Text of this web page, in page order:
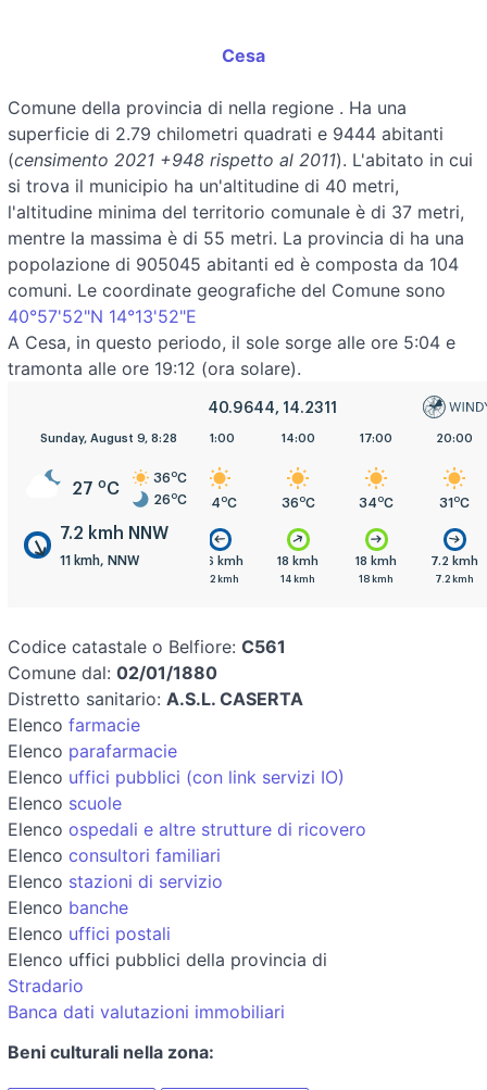
Cesa
Comune della provincia di nella regione . Ha una
superficie di 2.79 chilometri quadrati e 9444 abitanti
(censimento 2021 +948 rispetto al 2011). L'abitato in cui
si trova il municipio ha un'altitudine di 40 metri,
l'altitudine minima del territorio comunale è di 37 metri,
mentre la massima è di 55 metri. La provincia di ha una
popolazione di 905045 abitanti ed è composta da 104
comuni. Le coordinate geografiche del Comune sono
40°57'52"N 14°13'52"E
A Cesa, in questo periodo, il sole sorge alle ore 5:04 e
tramonta alle ore 19:12 (ora solare).
40.9644, 14.2311
Sunday, August 9, 8:28
27 oC
36 oC
26 oC
7.2 kmh NNW
11 kmh, NNW
5:00
7.2 kmh
8:00
28oC
7.2 kmh
11:00
34 oC
3.6 kmh
7.2 kmh
14:00
36 oC
18 kmh
14 kmh
17:00
34 oC
18 kmh
18 kmh
20:00
31 oC
7.2 kmh
7.2 kmh
Codice catastale o Belfiore: C561
Comune dal: 02/01/1880
Distretto sanitario: A.S.L. CASERTA
Elenco farmacie
Elenco parafarmacie
Elenco uffici pubblici (con link servizi IO)
Elenco scuole
Elenco ospedali e altre strutture di ricovero
Elenco consultori familiari
Elenco stazioni di servizio
Elenco banche
Elenco uffici postali
Elenco uffici pubblici della provincia di
Stradario
Banca dati valutazioni immobiliari
Beni culturali nella zona: